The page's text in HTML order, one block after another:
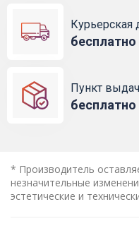
Курьерская
бесплатно
Пункт
бесплатно
* Производитель
незначительные
эстетические и